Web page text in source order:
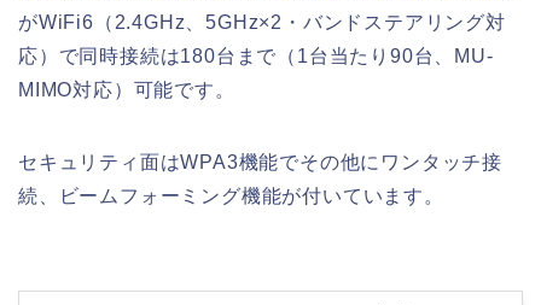
がWiFi6（2.4GHz、5GHz×2・バンドステアリング対
応）で同時接続は180台まで（1台当たり90台、MU-
MIMO対応）可能です。
セキュリティ面はWPA3機能でその他にワンタッチ接
続、ビームフォーミング機能が付いています。